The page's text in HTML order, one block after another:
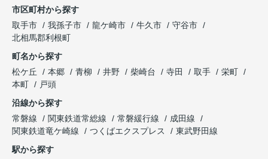
アパートマンション館は365日毎日キャンペーン
ぞ♪
市区町村から探す
取手市
我孫子市 龍ケ崎市 牛久市
守谷市
北相馬郡利根町
町名から探す
松ケ丘
本郷 青柳 井野 柴崎台 寺田 取手
栄町
本町
戸頭
沿線から探す
常磐線
関東鉄道常総線 常磐緩行線
成田線
関東鉄道竜ケ崎線
つくばエクスプレス
東武野田線
駅から探す